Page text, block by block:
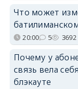
Что может
20:00 5 3692
Почему у
связь вела
блэкауте